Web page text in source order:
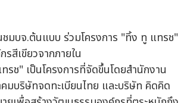
รช" เป็นโครงการที่จัดขึ้นโดยสำนักงาน
มบริษัทจดทะเบียนไทย และบริษัท คิดคิด